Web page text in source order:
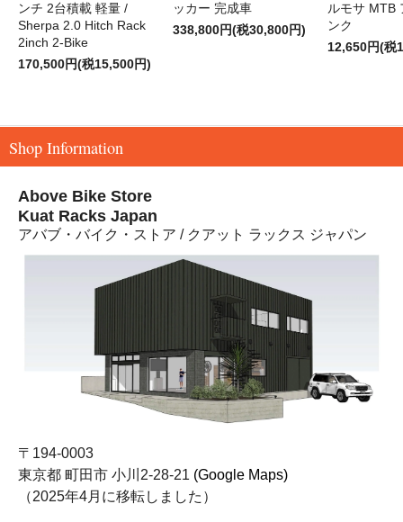
ンチ 2台積載 軽量 /
Sherpa 2.0 Hitch Rack
2inch 2-Bike
170,500円(税15,500円)
ッカー 完成車
338,800円(税30,800円)
ルモサ MTB
ンク
12,650円(税
Shop Information
Above Bike Store
Kuat Racks Japan
アバブ・バイク・ストア / クアット ラックス ジャパン
〒194-0003
東京都 町田市 小川2-28-21 (Google Maps)
（2025年4月に移転しました）